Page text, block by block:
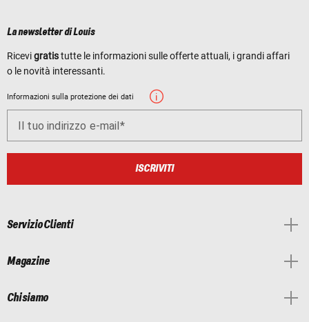
La newsletter di Louis
Ricevigratistutte le informazioni sulle offerte attuali, i grandi affari
o le novità interessanti.
Informazioni sulla protezione dei dati
Il tuo indirizzo e-mail
ISCRIVITI
Servizio Clienti
Magazine
Chi siamo